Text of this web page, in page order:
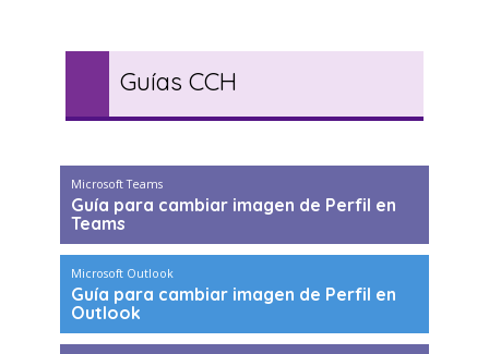
Guías CCH
Microsoft Teams
Guía para cambiar imagen de Perfil en
Teams
Microsoft Outlook
Guía para cambiar imagen de Perfil en
Outlook